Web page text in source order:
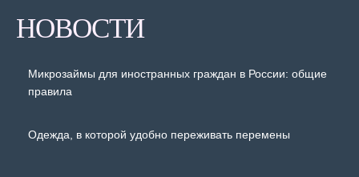
НОВОСТИ
Микрозаймы для иностранных граждан в России: общие
правила
Одежда, в которой удобно переживать перемены